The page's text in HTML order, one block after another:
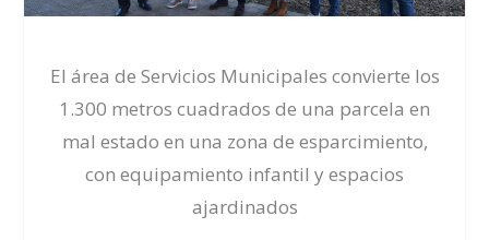
El área de Servicios Municipales convierte los
1.300 metros cuadrados de una parcela en
mal estado en una zona de esparcimiento,
con equipamiento infantil y espacios
ajardinados